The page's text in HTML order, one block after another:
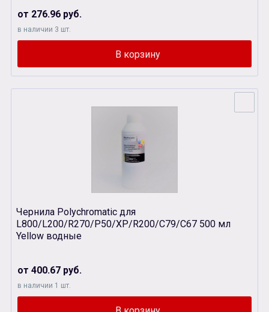
от 276.96 руб.
в наличии 3 шт.
Чернила Polychromatic для
L800/L200/R270/P50/XР/R200/C79/C67 500 мл
Yellow водные
от 400.67 руб.
в наличии 1 шт.